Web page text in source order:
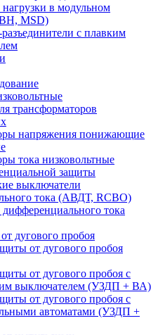
в модульном
MSD)
с плавким
трансформаторов
напряжения понижающие
тока низковольтные
защиты
выключатели
тока (АВДТ, RCBO)
тока
дугового пробоя
от дугового пробоя
от дугового пробоя с
выключателем (УЗДП + ВА)
от дугового пробоя с
автоматами (УЗДП +